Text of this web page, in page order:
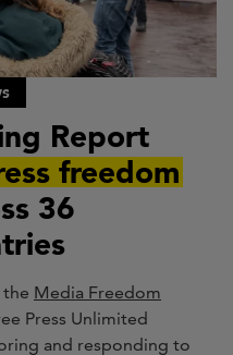
Report
freedom
36
Media Freedom
Press Unlimited
and responding to